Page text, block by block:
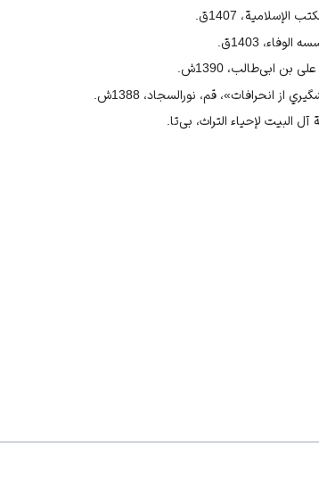
1407ق.
1403ق.
بن ابى‌طالب، 1390ش.
انحرافات»، قم، نورالسجاد، 1388ش.
البيت لإحياء التراث، بی‌تا.